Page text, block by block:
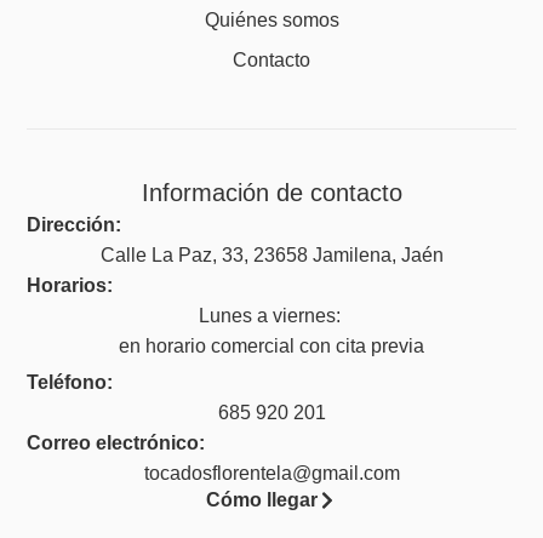
Quiénes somos
Contacto
Información de contacto
Dirección:
Calle La Paz, 33, 23658 Jamilena, Jaén
Horarios:
Lunes a viernes:
en horario comercial con cita previa
Teléfono:
685 920 201
Correo electrónico:
tocadosflorentela@gmail.com
Cómo llegar